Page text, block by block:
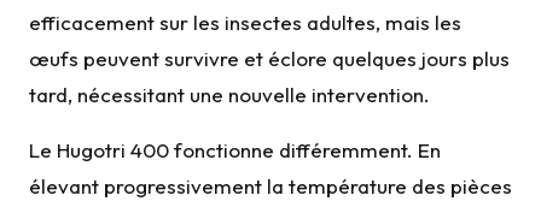
efficacement sur les insectes adultes, mais les
œufs peuvent survivre et éclore quelques jours plus
tard, nécessitant une nouvelle intervention.
Le Hugotri 400 fonctionne différemment. En
élevant progressivement la température des pièces